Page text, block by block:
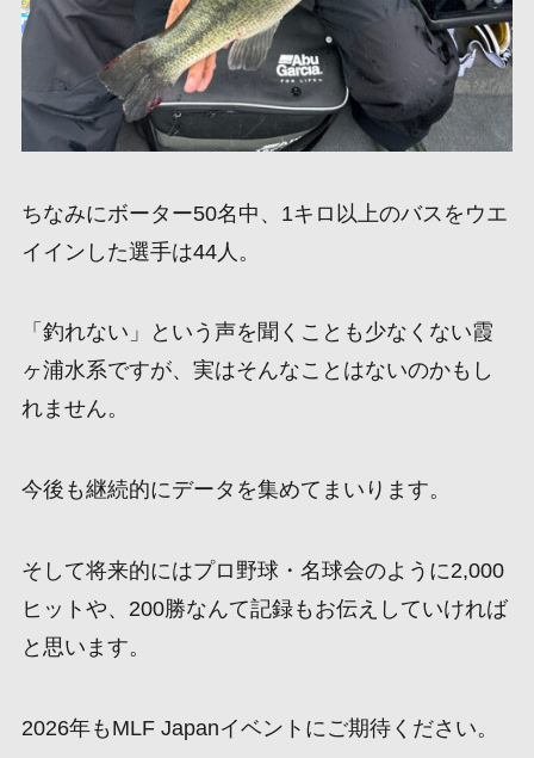
ちなみにボーター50名中、1キロ以上のバスをウエ
イインした選手は44人。
「釣れない」という声を聞くことも少なくない霞
ヶ浦水系ですが、実はそんなことはないのかもし
れません。
今後も継続的にデータを集めてまいります。
そして将来的にはプロ野球・名球会のように2,000
ヒットや、200勝なんて記録もお伝えしていければ
と思います。
2026年もMLF Japanイベントにご期待ください。